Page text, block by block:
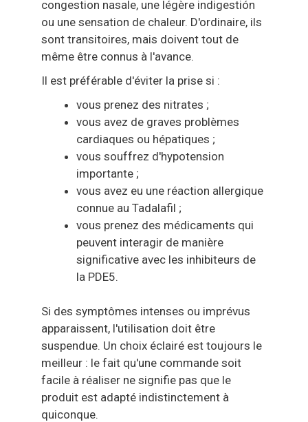
congestion nasale, une légère indigestión
ou une sensation de chaleur. D'ordinaire, ils
sont transitoires, mais doivent tout de
même être connus à l'avance.
Il est préférable d'éviter la prise si :
vous prenez des nitrates ;
vous avez de graves problèmes
cardiaques ou hépatiques ;
vous souffrez d'hypotension
importante ;
vous avez eu une réaction allergique
connue au Tadalafil ;
vous prenez des médicaments qui
peuvent interagir de manière
significative avec les inhibiteurs de
la PDE5.
Si des symptômes intenses ou imprévus
apparaissent, l'utilisation doit être
suspendue. Un choix éclairé est toujours le
meilleur : le fait qu'une commande soit
facile à réaliser ne signifie pas que le
produit est adapté indistinctement à
quiconque.